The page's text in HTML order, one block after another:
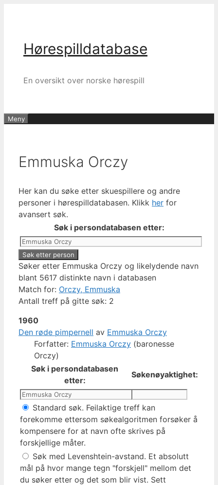
Hørespilldatabase
En oversikt over norske hørespill
Meny
Emmuska Orczy
Her kan du søke etter skuespillere og andre
personer i hørespilldatabasen. Klikk her for
avansert søk.
Søk i persondatabasen etter:
Søker etter Emmuska Orczy og likelydende navn
blant 5617 distinkte navn i databasen
Match for: Orczy, Emmuska
Antall treff på gitte søk: 2
1960
Den røde pimpernell av Emmuska Orczy
Forfatter: Emmuska Orczy (baronesse
Orczy)
Søk i persondatabasen
etter:
Søkenøyaktighet:
Standard søk. Feilaktige treff kan
forekomme ettersom søkealgoritmen forsøker å
kompensere for at navn ofte skrives på
forskjellige måter.
Søk med Levenshtein-avstand. Et absolutt
mål på hvor mange tegn "forskjell" mellom det
du søker etter og det som blir vist. Sett